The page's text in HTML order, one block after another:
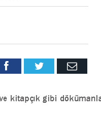
FacebookTwitter Email